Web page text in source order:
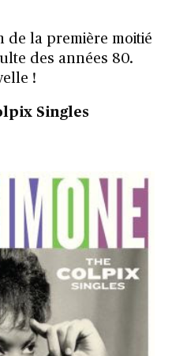
de la première moitié
des années 80.
!
Singles